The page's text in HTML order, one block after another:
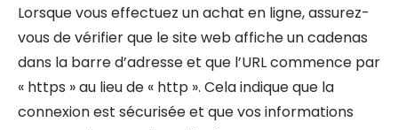
Lorsque vous effectuez un achat en ligne, assurez-
vous de vérifier que le site web affiche un cadenas
dans la barre d’adresse et que l’URL commence par
« https » au lieu de « http ». Cela indique que la
connexion est sécurisée et que vos informations